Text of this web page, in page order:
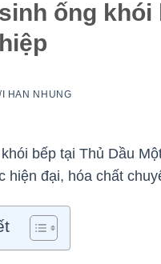
ống khói
HAN NHUNG
bếp tại Thủ Dầu
đại, hóa chất